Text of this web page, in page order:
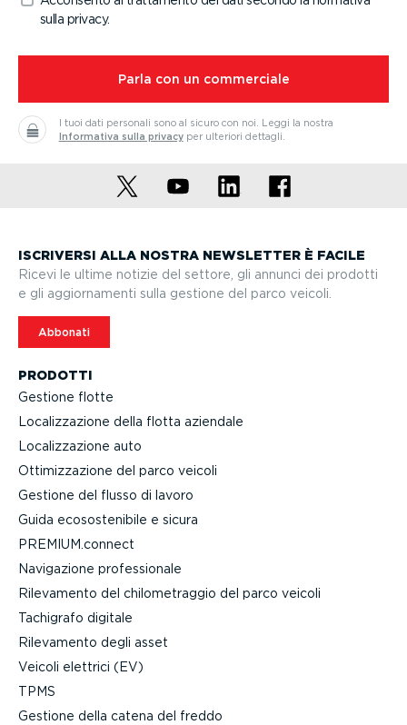
sulla privacy.
⁠Parla con un commerciale
I tuoi dati personali sono al sicuro con noi.
Leggi la nostra
Informativa sulla privacyper ulteriori dettagli.
PRODOTTI
Gestione flotte
Localiz­za­zione della flotta aziendale
Localiz­za­zione auto
Ottimiz­za­zione del parco veicoli
Gestione del flusso di lavoro
Guida ecoso­ste­nibile e sicura
PREMIUM.connect
Navigazione profes­sionale
Rilevamento del chilo­me­traggio del parco veicoli
Tachigrafo digitale
Rilevamento degli asset
Veicoli elettrici (EV)
TPMS
Gestione della catena del freddo
ISCRIVERSI ALLA NOSTRA NEWSLETTER È FACILE
Ricevi le ultime notizie del settore, gli annunci dei prodotti
e gli aggior­na­menti sulla gestione del parco veicoli.
Abbonati